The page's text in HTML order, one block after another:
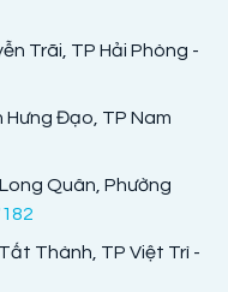
Trãi, TP Hải Phòng -
Hưng Đạo, TP Nam
Quân, Phường
Thành, TP Việt Trì -